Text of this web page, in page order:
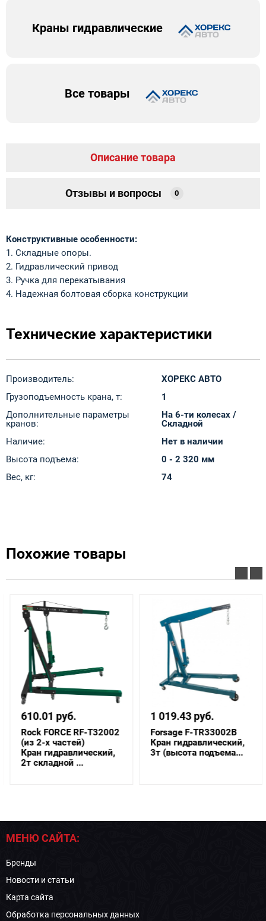
Краны гидравлические
Все товары
Описание товара
Отзывы и вопросы 0
Конструктивные особенности:
1. Складные опоры.
2. Гидравлический привод
3. Ручка для перекатывания
4. Надежная болтовая сборка конструкции
Технические характеристики
Производитель:
ХОРЕКС АВТО
Грузоподъемность крана, т:
1
Дополнительные параметры
кранов:
На 6-ти колесах /
Складной
Наличие:
Нет в наличии
Высота подъема:
0 - 2 320 мм
Вес, кг:
74
Похожие товары
610.01 руб.
Rock FORCE RF-T32002
(из 2-х частей)
Кран гидравлический,
2т складной ...
1 019.43 руб.
Forsage F-TR33002B
Кран гидравлический,
3т (высота подъема...
МЕНЮ САЙТА:
Бренды
Новости и статьи
Карта сайта
Обработка персональных данных